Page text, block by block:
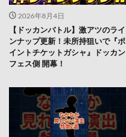
2026年8月4日
【ドッカンバトル】激アツのライ
ンナップ更新！未所持狙いで『ポ
イントチケットガシャ』ドッカン
フェス側 開幕！